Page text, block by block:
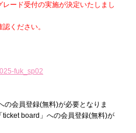
レード受付の実施が決定いたしまし
ください。
fuk_sp02
会員登録(無料)が必要となりま
board」への会員登録(無料)が